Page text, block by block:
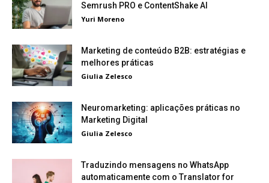
Semrush PRO e ContentShake AI
Yuri Moreno
Marketing de conteúdo B2B: estratégias e
melhores práticas
Giulia Zelesco
Neuromarketing: aplicações práticas no
Marketing Digital
Giulia Zelesco
Traduzindo mensagens no WhatsApp
automaticamente com o Translator for